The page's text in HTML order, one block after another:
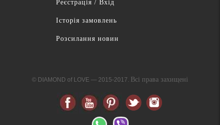
Реєстрація / Вхід
Історія замовлень
Розсилання новин
© DIAMOND of LOVE — 2015-2017. Всі права захищені